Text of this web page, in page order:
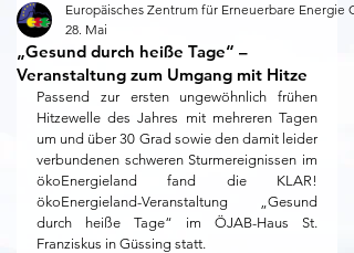
„Gesund durch heiße Tage“ –
Veranstaltung zum Umgang mit Hitze
Europäisches Zentrum für Erneuerbare Energie
28. Mai
Passend zur ersten ungewöhnlich frühen
Hitzewelle des Jahres mit mehreren Tagen
um und über 30 Grad sowie den damit leider
verbundenen schweren Sturmereignissen im
ökoEnergieland fand die KLAR!
ökoEnergieland-Veranstaltung „Gesund
durch heiße Tage“ im ÖJAB-Haus St.
Franziskus in Güssing statt.